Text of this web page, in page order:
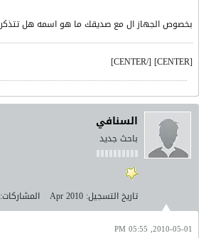
بخصوص الجهاز ال مع صديقك ما هو اسمه هل تتذكر
[CENTER] [/CENTER]
السنافي
باحث جديد
تاريخ التسجيل: Apr 2010 المشاركات:
2010-05-01, 05:55 PM